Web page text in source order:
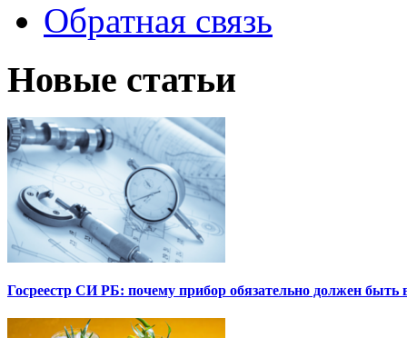
Обратная связь
Новые статьи
Госреестр СИ РБ: почему прибор обязательно должен быть